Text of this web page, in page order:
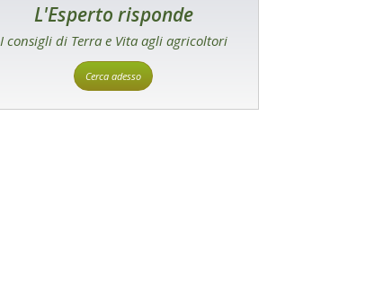
L'Esperto risponde
I consigli di Terra e Vita agli agricoltori
Cerca adesso